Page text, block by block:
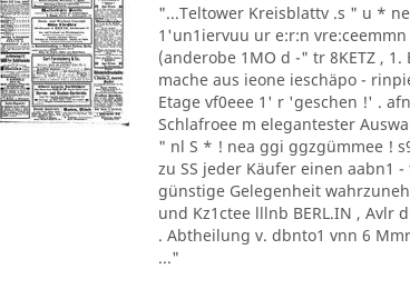
"...Teltower Kreisblattv .s " u *
1'un1iervuu ur e:r:n
(anderobe 1MO d -" tr 8KETZ ,
mache aus ieone ieschäpo -
Etage vf0eee 1' r 'geschen !' .
Schlafroee m elegantester
" nl S * ! nea ggi ggzgümmee !
zu SS jeder Käufer einen
günstige Gelegenheit
und Kz1ctee lllnb BERL.IN ,
. Abtheilung v. dbnto1 vnn 6
..."